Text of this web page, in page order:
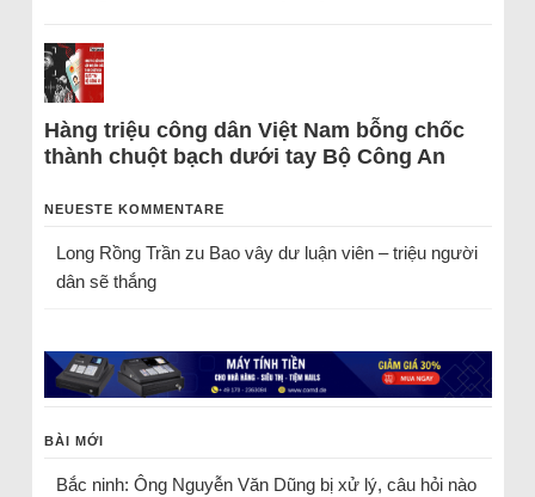
Hàng triệu công dân Việt Nam bỗng chốc
thành chuột bạch dưới tay Bộ Công An
NEUESTE KOMMENTARE
Long Rồng Trầnzu Bao vây dư luận viên – triệu người
dân sẽ thắng
BÀI MỚI
Bắc ninh: Ông Nguyễn Văn Dũng bị xử lý, câu hỏi nào